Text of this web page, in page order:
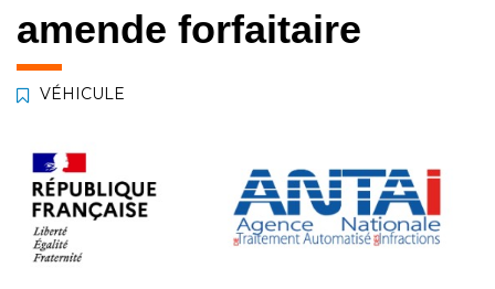
amende forfaitaire
VÉHICULE